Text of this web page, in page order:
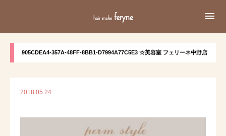

905CDEA4-357A-48FF-8BB1-D7994A77C5E3 ☆美容室 フェリーネ中野店
2018.05.24